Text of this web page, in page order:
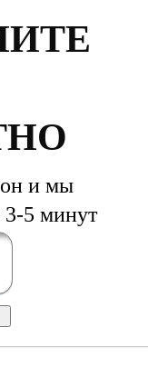
и мы
3-5 минут